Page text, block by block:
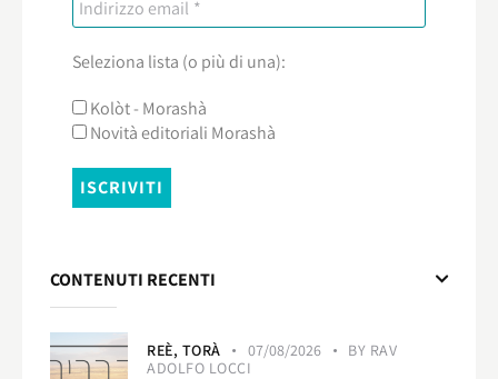
Seleziona lista (o più di una):
Kolòt - Morashà
Novità editoriali Morashà
CONTENUTI RECENTI
REÈ, TORÀ 07/08/2026 BY RAV
ADOLFO LOCCI